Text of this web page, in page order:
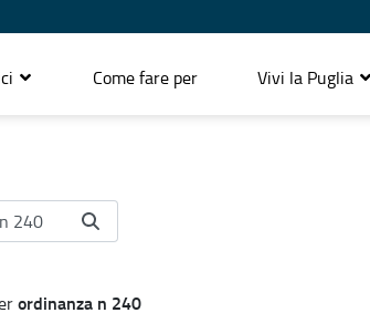
Come fare per Vivi la Puglia
ordinanza n 240